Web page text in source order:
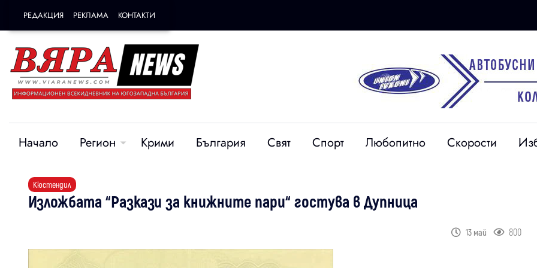
РЕДАКЦИЯ РЕКЛАМА КОНТАКТИ
Начало Регион Крими България Свят Спорт Любопитно Скорости
Кюстендил
Изложбата “Разкази за книжните пари“ гостува в Дупница
13 май 800